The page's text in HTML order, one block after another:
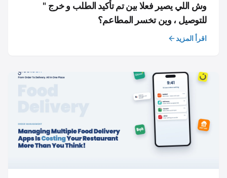
وش اللي يصير فعلا بين تم تأكيد الطلب و خرج "
للتوصيل ، وين تخسر المطاعم؟
اقرأ المزيد